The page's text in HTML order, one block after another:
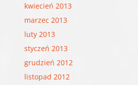
kwiecień 2013
marzec 2013
luty 2013
styczeń 2013
grudzień 2012
listopad 2012